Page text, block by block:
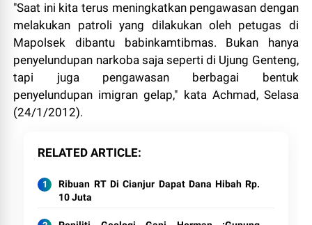
"Saat ini kita terus meningkatkan pengawasan dengan
melakukan patroli yang dilakukan oleh petugas di
Mapolsek dibantu babinkamtibmas. Bukan hanya
penyelundupan narkoba saja seperti di Ujung Genteng,
tapi juga pengawasan berbagai bentuk
penyelundupan imigran gelap," kata Achmad, Selasa
(24/1/2012).
RELATED ARTICLE
Ribuan RT Di Cianjur Dapat Dana Hibah Rp.
10 Juta